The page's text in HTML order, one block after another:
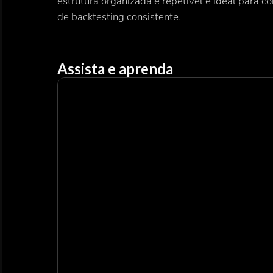
de backtesting consistente.
Assista e aprenda